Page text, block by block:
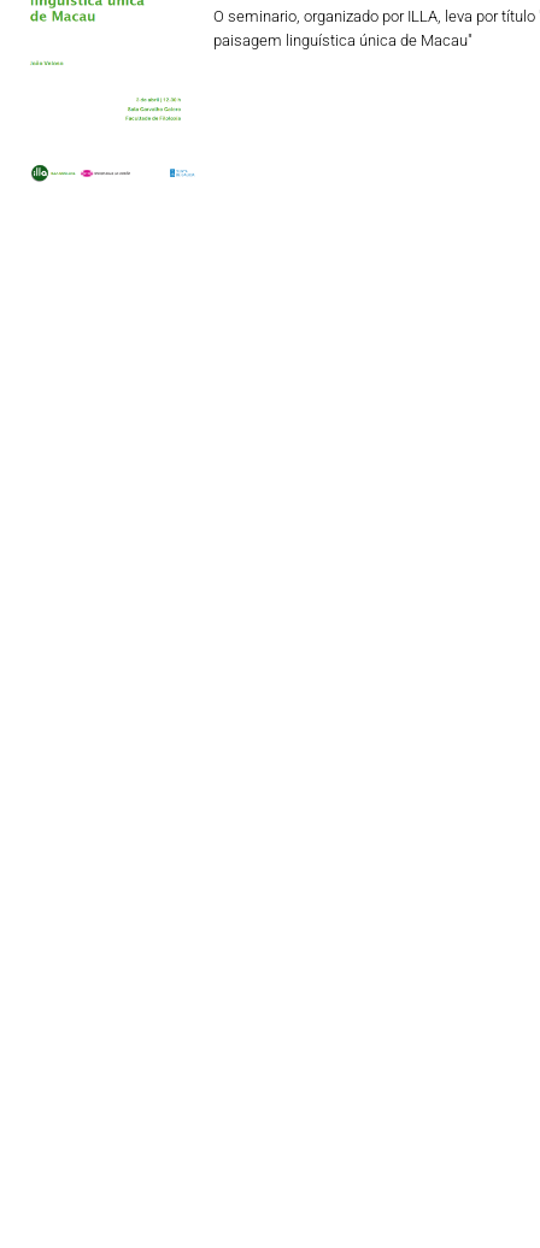
O seminario, organizado por ILLA, leva por título
paisagem linguística única de Macau"